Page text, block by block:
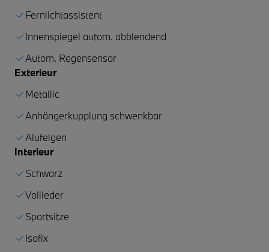
Fernlichtassistent
Innenspiegel autom. abblendend
Autom. Regensensor
Exterieur
Metallic
Anhängerkupplung schwenkbar
Alufelgen
Interieur
Schwarz
Vollleder
Sportsitze
Isofix